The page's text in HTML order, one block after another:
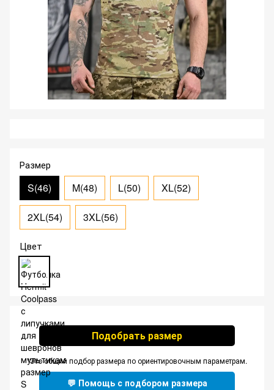
Размер
S(46) M(48) L(50) XL(52)
2XL(54) 3XL(56)
Цвет
Подобрать размер
*Это общий подбор размера по ориентировочным параметрам.
💬 Помощь с подбором размера